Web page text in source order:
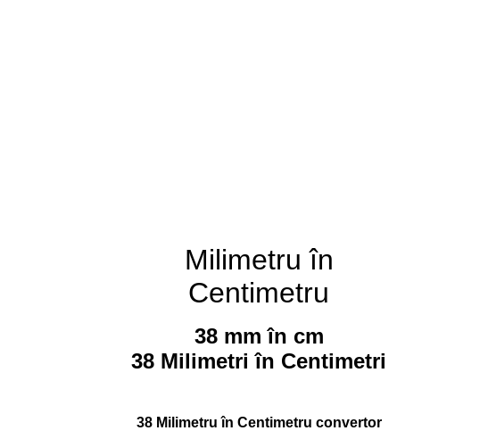
Milimetru în
Centimetru
38 mm în cm
38 Milimetri în Centimetri
38 Milimetru în Centimetru convertor